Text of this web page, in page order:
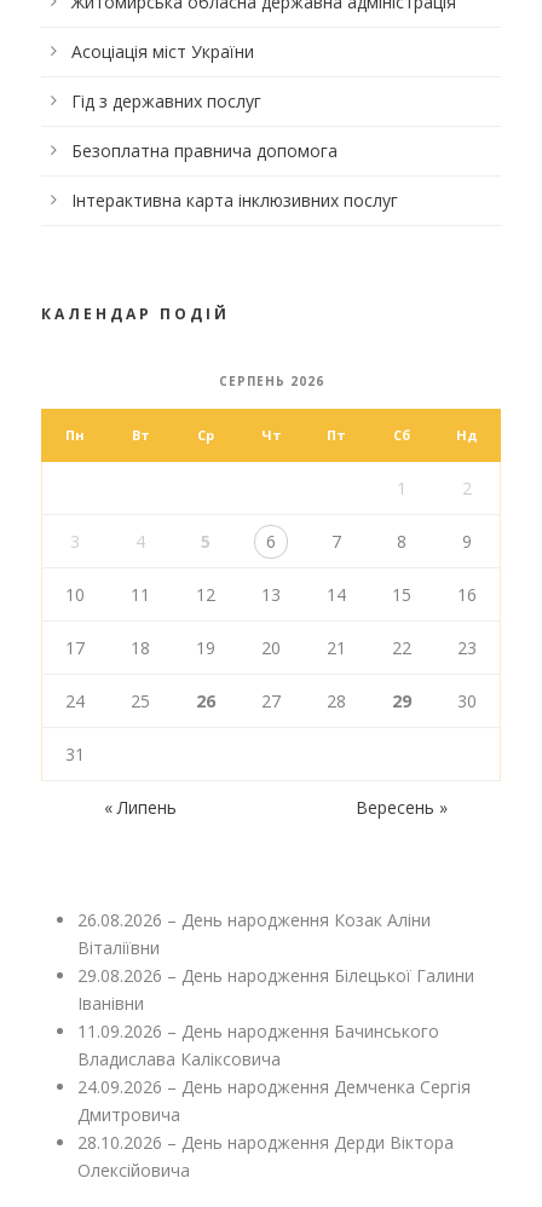
Асоціація міст України
Гід з державних послуг
Безоплатна правнича допомога
Інтерактивна карта інклюзивних послуг
КАЛЕНДАР ПОДІЙ
СЕРПЕНЬ 2026
Пн Вт Ср Чт Пт Сб Нд
1 2
3 4 5 6 7 8 9
10 11 12 13 14 15 16
17 18 19 20 21 22 23
24 25 26 27 28 29 30
31
« Липень Вересень »
26.08.2026 – День народження Козак Аліни
Віталіївни
29.08.2026 – День народження Білецької Галини
Іванівни
11.09.2026 – День народження Бачинського
Владислава Каліксовича
24.09.2026 – День народження Демченка Сергія
Дмитровича
28.10.2026 – День народження Дерди Віктора
Олексійовича